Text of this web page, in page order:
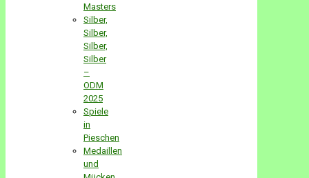
Masters
Silber,
Silber,
Silber,
Silber
–
ODM
2025
Spiele
in
Pieschen
Medaillen
und